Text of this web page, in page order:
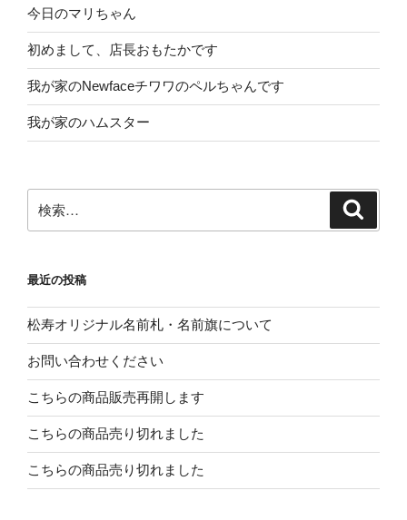
今日のマリちゃん
初めまして、店長おもたかです
我が家のNewfaceチワワのペルちゃんです
我が家のハムスター
索:
最近の投稿
松寿オリジナル名前札・名前旗について
お問い合わせください
こちらの商品販売再開します
こちらの商品売り切れました
こちらの商品売り切れました